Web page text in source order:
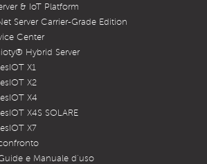
& IoT Platform
Server Carrier-Grade Edition
Center
Hybrid Server
X1
X2
X4
X4S SOLARE
X7
e Manuale d’uso